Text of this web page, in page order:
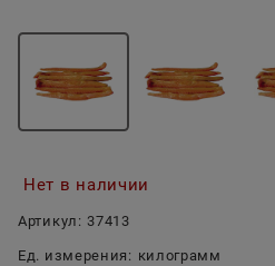
Нет в наличии
Артикул: 37413
Ед. измерения: килограмм